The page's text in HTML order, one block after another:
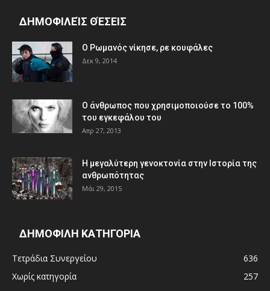
ΔΗΜΟΦΙΛΕΊΣ ΘΈΣΕΙΣ
Ο Ρωμανός νίκησε, ρε κουφάλες
Δεκ 9, 2014
Ο άνθρωπος που χρησιμοποιούσε το 100%
του εγκεφάλου του
Απρ 27, 2013
Η μεγαλύτερη γενοκτονία στην Ιστορία της
ανθρωπότητας
Μάι 29, 2015
ΔΗΜΟΦΙΛΗ ΚΑΤΗΓΟΡΙΑ
Τετράδια Συνεργείου
636
Χωρίς κατηγορία
257